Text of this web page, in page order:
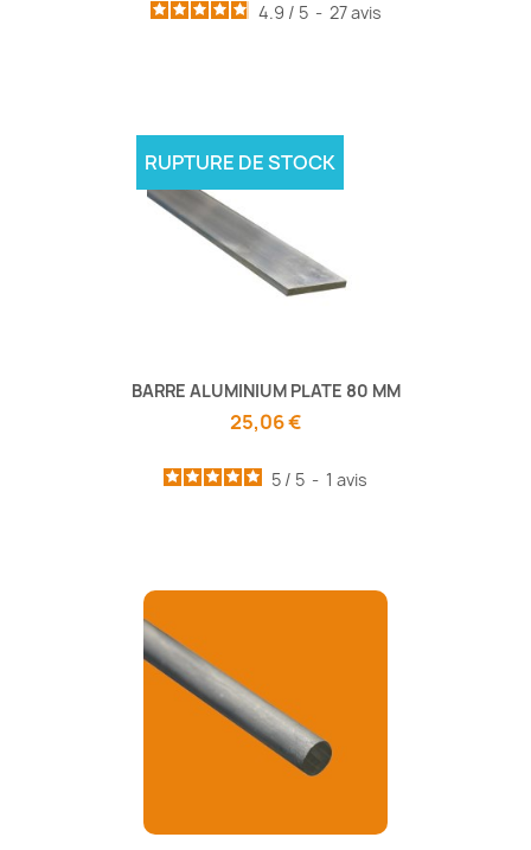
4.9 / 5 - 27avis
BARRE ALUMINIUM PLATE 80 MM
25,06 €
5 / 5 - 1 avis
RUPTURE DE STOCK